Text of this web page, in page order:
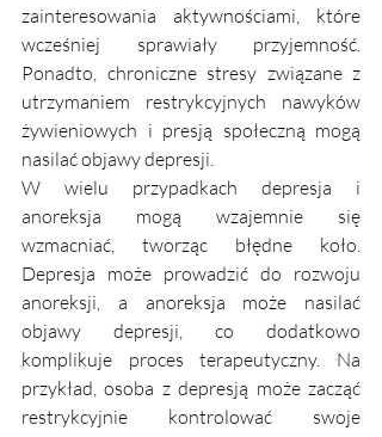
zainteresowania aktywnościami, które
wcześniej sprawiały przyjemność.
Ponadto, chroniczne stresy związane z
utrzymaniem restrykcyjnych nawyków
żywieniowych i presją społeczną mogą
nasilać objawy depresji.
W wielu przypadkach depresja i
anoreksja mogą wzajemnie się
wzmacniać, tworząc błędne koło.
Depresja może prowadzić do rozwoju
anoreksji, a anoreksja może nasilać
objawy depresji, co dodatkowo
komplikuje proces terapeutyczny. Na
przykład, osoba z depresją może zacząć
restrykcyjnie kontrolować swoje